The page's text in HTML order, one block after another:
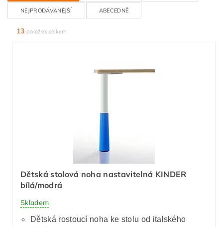
NEJPRODÁVANĚJŠÍ ABECEDNĚ
13 položek celkem
Dětská stolová noha nastavitelná KINDER
bílá/modrá
Skladem
Dětská rostoucí noha ke stolu od italského